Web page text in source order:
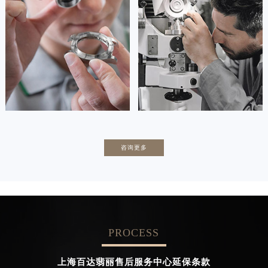
(百达翡丽保养中心)
的高级技师之一
Tianjin Patek Philippe Maintain
 天津百达翡丽维修
(百达翡丽保养中心)
的高级技师之一
Nanjing Patek Philippe Maintain
center
 上海百达翡丽维修
辛迪·克莱门特
资深百达翡丽技师

咨询更多
PROCESS
上海百达翡丽售后服务中心延保条款